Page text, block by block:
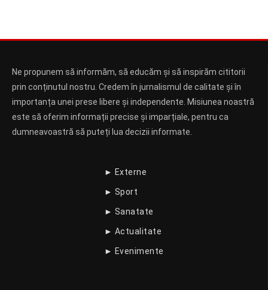
Ne propunem să informăm, să educăm și să inspirăm cititorii
prin conținutul nostru. Credem în jurnalismul de calitate și în
importanța unei prese libere și independente. Misiunea noastră
este să oferim informații precise și imparțiale, pentru ca
dumneavoastră să puteți lua decizii informate.
► Externe
► Sport
► Sanatate
► Actualitate
► Evenimente